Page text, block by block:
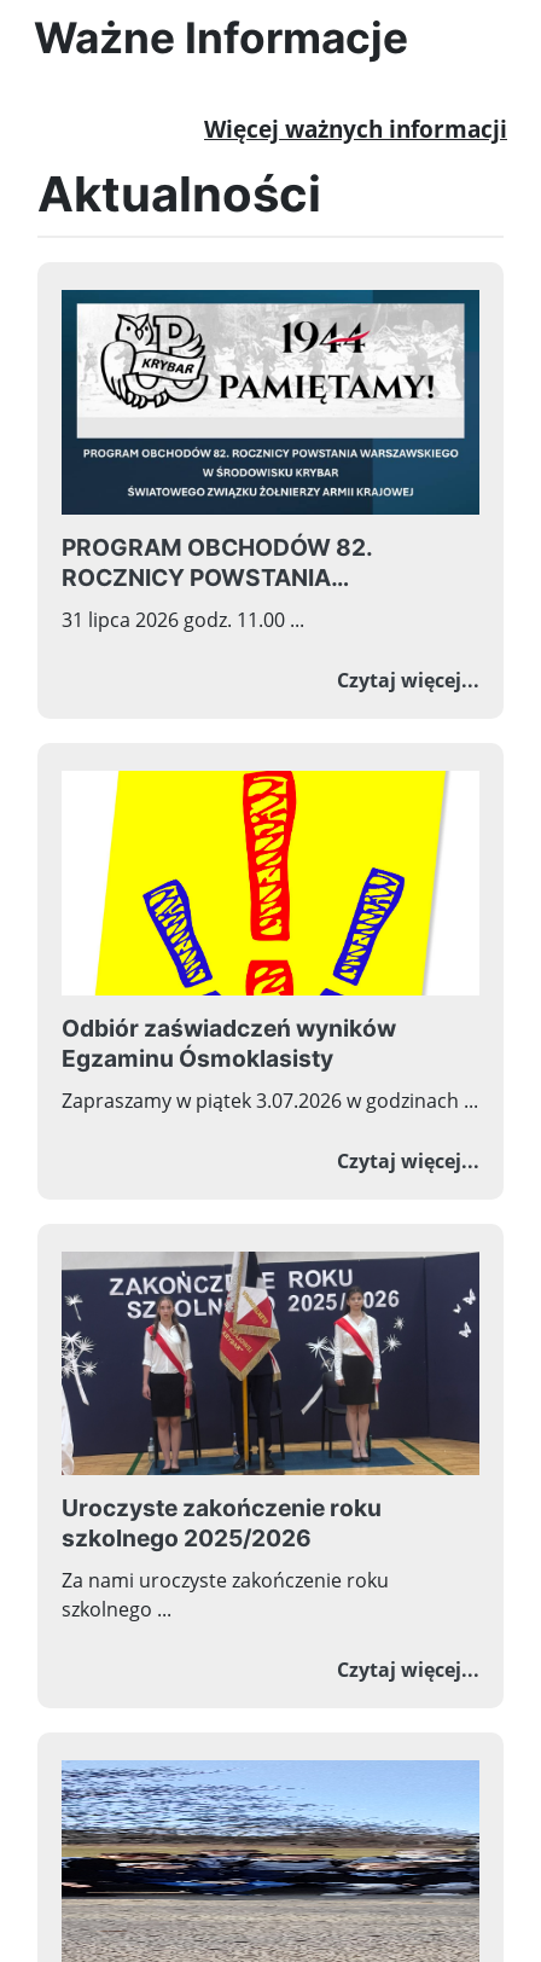
Ważne Informacje
Więcej ważnych informacji
Aktualności
PROGRAM OBCHODÓW 82.
ROCZNICY POWSTANIA
WARSZAWSKIEGO W ŚRODOWISKU
KRYBAR ŚWIATOWEGO ZWIĄZKU
ŻOŁNIERZY ARMII KRAJOWEJ
31 lipca 2026 godz. 11.00 ...
Czytaj więcej...o
Odbiór zaświadczeń wyników
Egzaminu Ósmoklasisty
Zapraszamy w piątek 3.07.2026 w godzinach ...
Czytaj więcej...o
Uroczyste zakończenie roku
szkolnego 2025/2026
Za nami uroczyste zakończenie roku
szkolnego ...
Czytaj więcej...o